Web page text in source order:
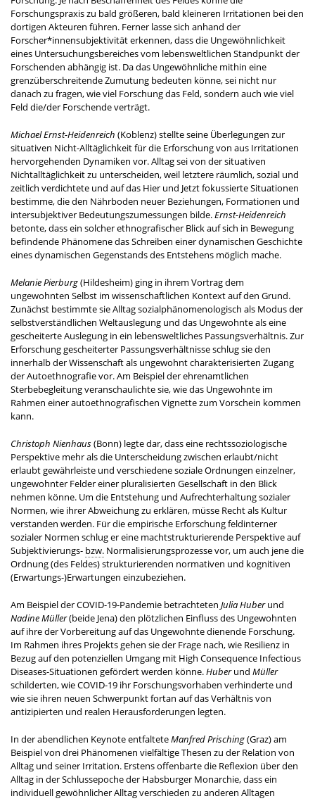
Forschungspraxis zu bald größeren, bald kleineren Irritationen bei den
dortigen Akteuren führen. Ferner lasse sich anhand der
Forscher*innensubjektivität erkennen, dass die Ungewöhnlichkeit
eines Untersuchungsbereiches vom lebensweltlichen Standpunkt der
Forschenden abhängig ist. Da das Ungewöhnliche mithin eine
grenzüberschreitende Zumutung bedeuten könne, sei nicht nur
danach zu fragen, wie viel Forschung das Feld, sondern auch wie viel
Feld die/der Forschende verträgt.
Michael Ernst-Heidenreich (Koblenz) stellte seine Überlegungen zur
situativen Nicht-Alltäglichkeit für die Erforschung von aus Irritationen
hervorgehenden Dynamiken vor. Alltag sei von der situativen
Nichtalltäglichkeit zu unterscheiden, weil letztere räumlich, sozial und
zeitlich verdichtete und auf das Hier und Jetzt fokussierte Situationen
bestimme, die den Nährboden neuer Beziehungen, Formationen und
intersubjektiver Bedeutungszumessungen bilde.Ernst-Heidenreich
betonte, dass ein solcher ethnografischer Blick auf sich in Bewegung
befindende Phänomene das Schreiben einer dynamischen Geschichte
eines dynamischen Gegenstands des Entstehens möglich mache.
Melanie Pierburg(Hildesheim) ging in ihrem Vortrag dem
ungewohnten Selbst im wissenschaftlichen Kontext auf den Grund.
Zunächst bestimmte sie Alltag sozialphänomenologisch als Modus der
selbstverständlichen Weltauslegung und das Ungewohnte als eine
gescheiterte Auslegung in ein lebensweltliches Passungsverhältnis. Zur
Erforschung gescheiterter Passungsverhältnisse schlug sie den
innerhalb der Wissenschaft als ungewohnt charakterisierten Zugang
der Autoethnografie vor. Am Beispiel der ehrenamtlichen
Sterbebegleitung veranschaulichte sie, wie das Ungewohnte im
Rahmen einer autoethnografischen Vignette zum Vorschein kommen
kann.
Christoph Nienhaus(Bonn) legte dar, dass eine rechtssoziologische
Perspektive mehr als die Unterscheidung zwischen erlaubt/nicht
erlaubt gewährleiste und verschiedene soziale Ordnungen einzelner,
ungewohnter Felder einer pluralisierten Gesellschaft in den Blick
nehmen könne. Um die Entstehung und Aufrechterhaltung sozialer
Normen, wie ihrer Abweichung zu erklären, müsse Recht als Kultur
verstanden werden. Für die empirische Erforschung feldinterner
sozialer Normen schlug er eine machtstrukturierende Perspektive auf
Subjektivierungs- bzw. Normalisierungsprozesse vor, um auch jene die
Ordnung (des Feldes) strukturierenden normativen und kognitiven
(Erwartungs-)Erwartungen einzubeziehen.
Am Beispiel der COVID-19-Pandemie betrachteten Julia Huberund
Nadine Müller(beide Jena) den plötzlichen Einfluss des Ungewohnten
auf ihre der Vorbereitung auf das Ungewohnte dienende Forschung.
Im Rahmen ihres Projekts gehen sie der Frage nach, wie Resilienz in
Bezug auf den potenziellen Umgang mit High Consequence Infectious
Diseases-Situationen gefördert werden könne.Huberund Müller
schilderten, wie COVID-19 ihr Forschungsvorhaben verhinderte und
wie sie ihren neuen Schwerpunkt fortan auf das Verhältnis von
antizipierten und realen Herausforderungen legten.
In der abendlichen Keynote entfalteteManfred Prisching(Graz) am
Beispiel von drei Phänomenen vielfältige Thesen zu der Relation von
Alltag und seiner Irritation. Erstens offenbarte die Reflexion über den
Alltag in der Schlussepoche der Habsburger Monarchie, dass ein
individuell gewöhnlicher Alltag verschieden zu anderen Alltagen